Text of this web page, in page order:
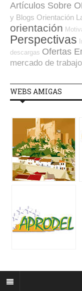
Artículos Sobre
y Blogs Orientación
orientación
Perspectivas
descargas Ofertas
mercado de trabajo
WEBS AMIGAS